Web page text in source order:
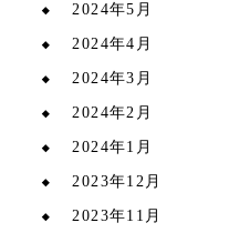
2024年5月
2024年4月
2024年3月
2024年2月
2024年1月
2023年12月
2023年11月